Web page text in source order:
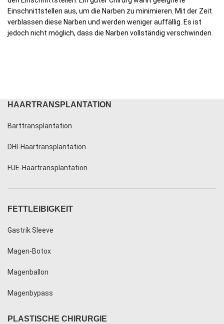
Einschnittstellen aus, um die Narben zu minimieren. Mit der Zeit
verblassen diese Narben und werden weniger auffällig. Es ist
jedoch nicht möglich, dass die Narben vollständig verschwinden.
HAARTRANSPLANTATION
Barttransplantation
DHI-Haartransplantation
FUE-Haartransplantation
FETTLEIBIGKEIT
Gastrik Sleeve
Magen-Botox
Magenballon
Magenbypass
PLASTISCHE CHIRURGIE